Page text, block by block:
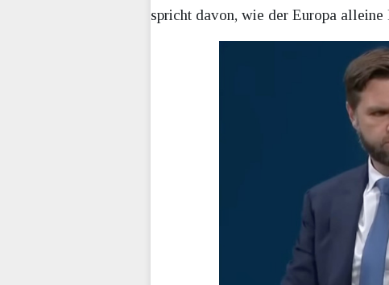
spricht davon, wie der Europa